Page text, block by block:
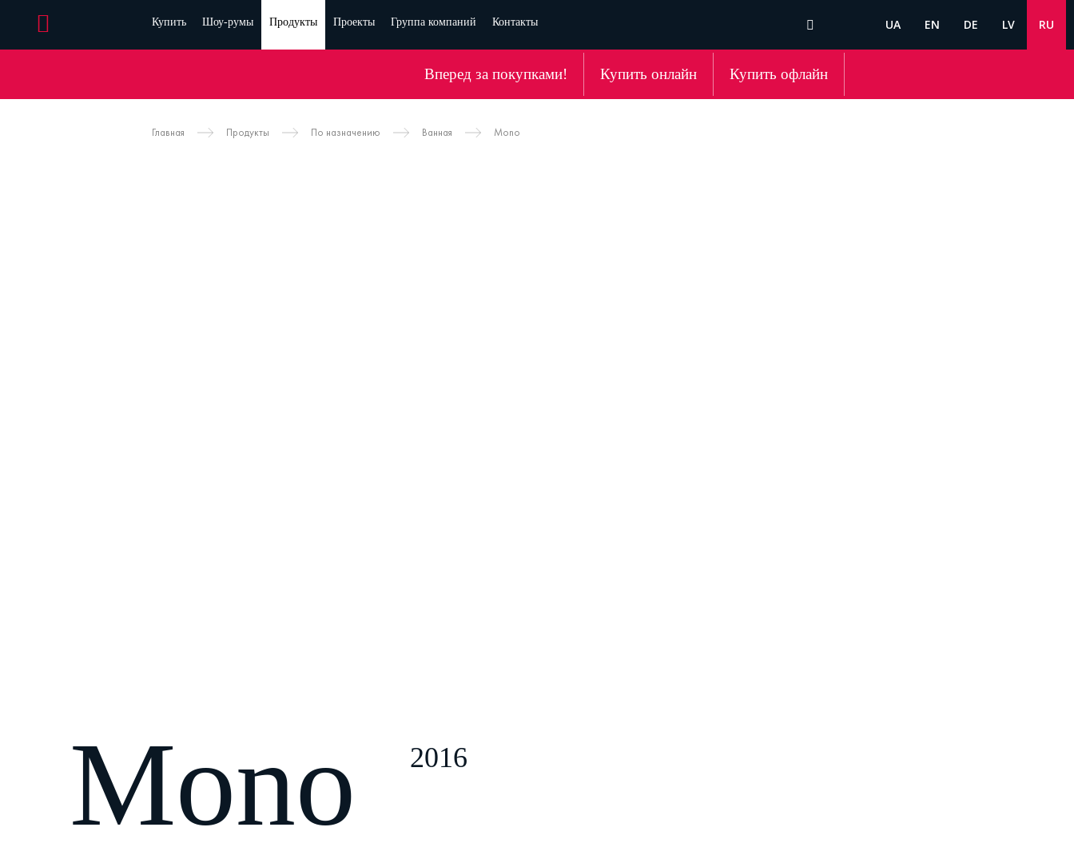
Купить Шоу-румы Продукты Проекты Группа компаний Контакты UA EN DE LV RU
Вперед за покупками! Купить онлайн Купить офлайн
Главная Продукты По назначению Ванная Mono
Mono 2016